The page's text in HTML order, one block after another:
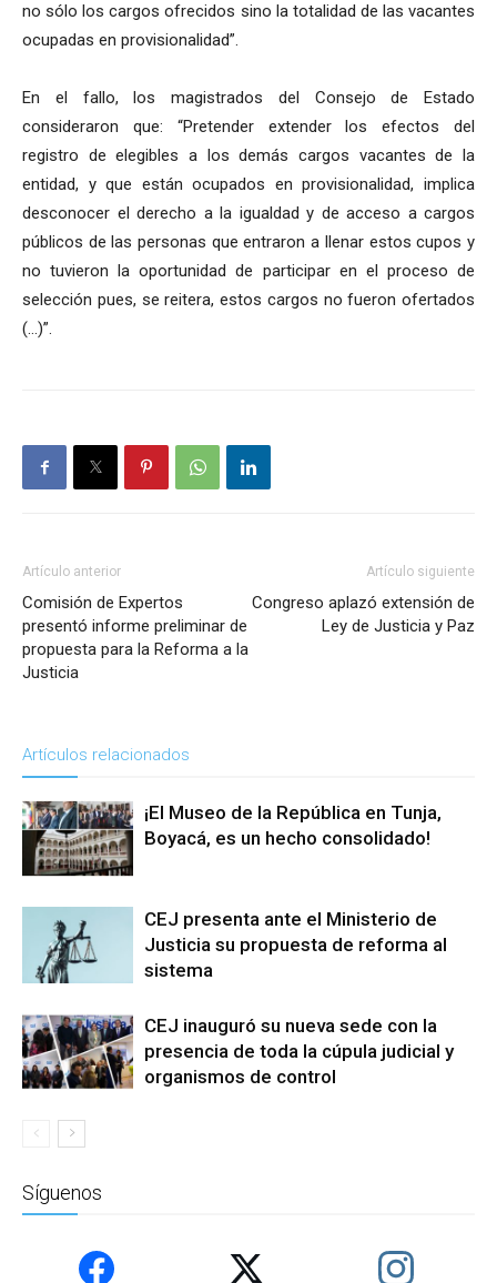
no sólo los cargos ofrecidos sino la totalidad de las vacantes
ocupadas en provisionalidad”.
En el fallo, los magistrados del Consejo de Estado
consideraron que: “Pretender extender los efectos del
registro de elegibles a los demás cargos vacantes de la
entidad, y que están ocupados en provisionalidad, implica
desconocer el derecho a la igualdad y de acceso a cargos
públicos de las personas que entraron a llenar estos cupos y
no tuvieron la oportunidad de participar en el proceso de
selección pues, se reitera, estos cargos no fueron ofertados
(…)”.
Artículo anterior
Comisión de Expertos
presentó informe preliminar de
propuesta para la Reforma a la
Justicia
Artículo siguiente
Congreso aplazó extensión de
Ley de Justicia y Paz
Artículos relacionados
¡El Museo de la República en Tunja,
Boyacá, es un hecho consolidado!
CEJ presenta ante el Ministerio de
Justicia su propuesta de reforma al
sistema
CEJ inauguró su nueva sede con la
presencia de toda la cúpula judicial y
organismos de control
Síguenos